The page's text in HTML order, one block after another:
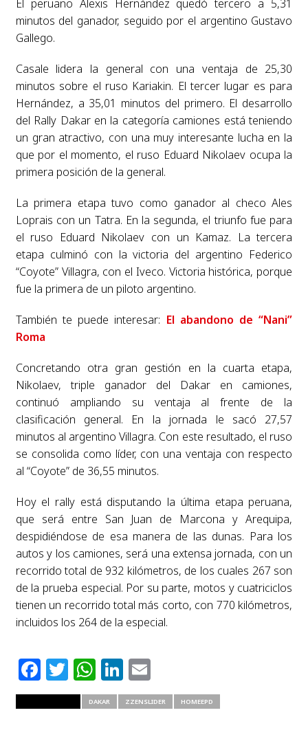
El peruano Alexis Hernández quedó tercero a 5,31
minutos del ganador, seguido por el argentino Gustavo
Gallego.
Casale lidera la general con una ventaja de 25,30
minutos sobre el ruso Kariakin. El tercer lugar es para
Hernández, a 35,01 minutos del primero. El desarrollo
del Rally Dakar en la categoría camiones está teniendo
un gran atractivo, con una muy interesante lucha en la
que por el momento, el ruso Eduard Nikolaev ocupa la
primera posición de la general.
La primera etapa tuvo como ganador al checo Ales
Loprais con un Tatra. En la segunda, el triunfo fue para
el ruso Eduard Nikolaev con un Kamaz. La tercera
etapa culminó con la victoria del argentino Federico
“Coyote” Villagra, con el Iveco. Victoria histórica, porque
fue la primera de un piloto argentino.
También te puede interesar: El abandono de “Nani”
Roma
Concretando otra gran gestión en la cuarta etapa,
Nikolaev, triple ganador del Dakar en camiones,
continuó ampliando su ventaja al frente de la
clasificación general. En la jornada le sacó 27,57
minutos al argentino Villagra. Con este resultado, el ruso
se consolida como líder, con una ventaja con respecto
al “Coyote” de 36,55 minutos.
Hoy el rally está disputando la última etapa peruana,
que será entre San Juan de Marcona y Arequipa,
despidiéndose de esa manera de las dunas. Para los
autos y los camiones, será una extensa jornada, con un
recorrido total de 932 kilómetros, de los cuales 267 son
de la prueba especial. Por su parte, motos y cuatriciclos
tienen un recorrido total más corto, con 770 kilómetros,
incluidos los 264 de la especial.
Facebook
Twitter
WhatsApp
LinkedIn
Email
DAKAR ZZENSLIDER HOMEEPD